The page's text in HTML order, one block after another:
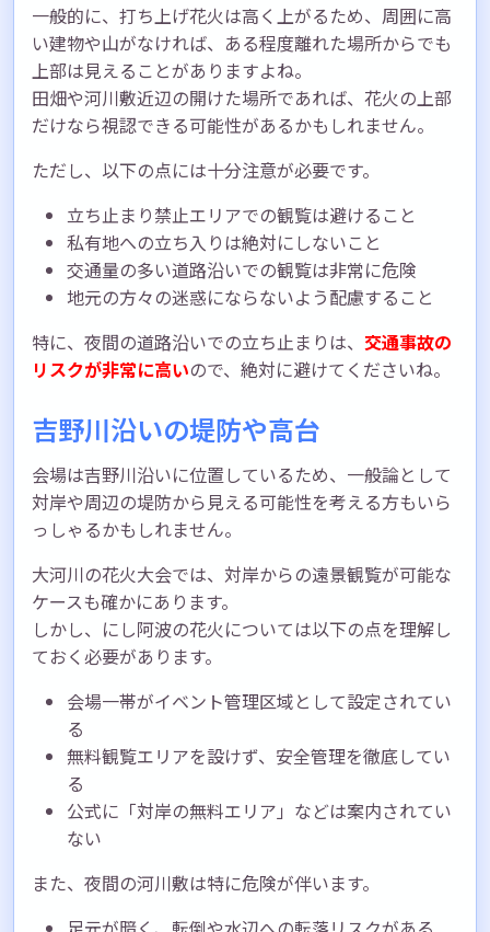
一般的に、打ち上げ花火は高く上がるため、周囲に高
い建物や山がなければ、ある程度離れた場所からでも
上部は見えることがありますよね。
田畑や河川敷近辺の開けた場所であれば、花火の上部
だけなら視認できる可能性があるかもしれません。
ただし、以下の点には十分注意が必要です。
立ち止まり禁止エリアでの観覧は避けること
私有地への立ち入りは絶対にしないこと
交通量の多い道路沿いでの観覧は非常に危険
地元の方々の迷惑にならないよう配慮すること
特に、夜間の道路沿いでの立ち止まりは、 交通事故の
リスクが非常に高いので、絶対に避けてくださいね。
吉野川沿いの堤防や高台
会場は吉野川沿いに位置しているため、一般論として
対岸や周辺の堤防から見える可能性を考える方もいら
っしゃるかもしれません。
大河川の花火大会では、対岸からの遠景観覧が可能な
ケースも確かにあります。
しかし、にし阿波の花火については以下の点を理解し
ておく必要があります。
会場一帯がイベント管理区域として設定されてい
る
無料観覧エリアを設けず、安全管理を徹底してい
る
公式に「対岸の無料エリア」などは案内されてい
ない
また、夜間の河川敷は特に危険が伴います。